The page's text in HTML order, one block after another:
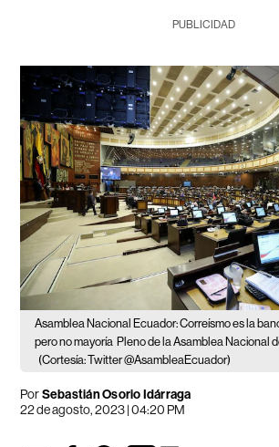
PUBLICIDAD
Asamblea Nacional Ecuador: Correísmo es la
pero no mayoría Pleno de la Asamblea Nacional
(Cortesía: Twitter @AsambleaEcuador)
PorSebastián Osorio Idárraga
22 de agosto, 2023 | 04:20 PM